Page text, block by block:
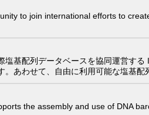
to join international efforts to
塩基配列データベースを協同運営す
あわせて、自由に利用可能な塩基
the assembly and use of DNA